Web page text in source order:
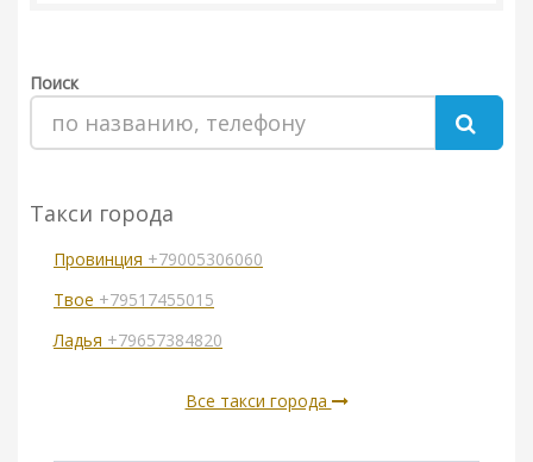
Поиск
Такси города
Провинция +79005306060
Твое +79517455015
Ладья +79657384820
Все такси города